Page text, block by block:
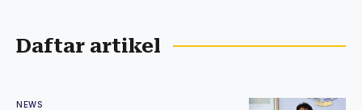
Daftar artikel
NEWS